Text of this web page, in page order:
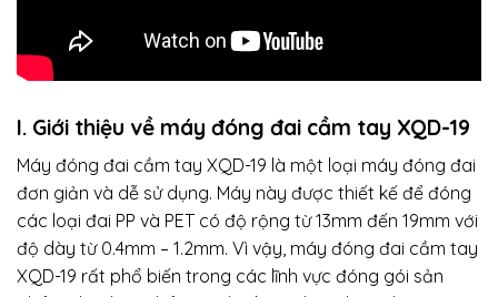
I. Giới thiệu về máy đóng đai cầm tay XQD-19
Máy đóng đai cầm tay XQD-19 là một loại máy đóng đai
đơn giản và dễ sử dụng. Máy này được thiết kế để đóng
các loại đai PP và PET có độ rộng từ 13mm đến 19mm với
độ dày từ 0.4mm – 1.2mm. Vì vậy, máy đóng đai cầm tay
XQD-19 rất phổ biến trong các lĩnh vực đóng gói sản